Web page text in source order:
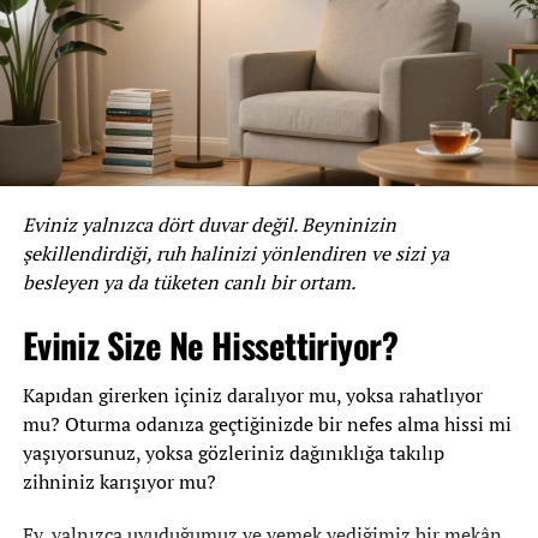
sayesinde de vücudun bağışıklık sistemi güçlendirilir.
Bunun yanı sıra, incir sütü içinde şu besinleri de
bulundurur:
Kalsiyum
Potasyum
Fosfor
A vitamini
C vitamini
İncir sütü, özellikle veganlar ve laktoz intoleransı olanlar
için mükemmel bir alternatif içecektir. İçeriğindeki
besinler sayesinde kemik ve kas sağlığına da fayda
Eviniz yalnızca dört duvar değil. Beyninizin
şekillendirdiği, ruh halinizi yönlendiren ve sizi ya
besleyen ya da tüketen canlı bir ortam.
Eviniz Size Ne Hissettiriyor?
Kapıdan girerken içiniz daralıyor mu, yoksa rahatlıyor
mu? Oturma odanıza geçtiğinizde bir nefes alma hissi mi
yaşıyorsunuz, yoksa gözleriniz dağınıklığa takılıp
zihniniz karışıyor mu?